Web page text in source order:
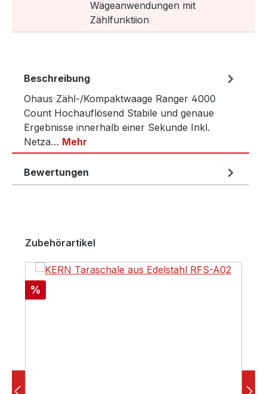
Wägeanwendungen mit
Zählfunktiion
Beschreibung
Ohaus Zähl-/Kompaktwaage Ranger 4000
Count Hochauflösend Stabile und genaue
Ergebnisse innerhalb einer Sekunde Inkl.
Netza… Mehr
Bewertungen
Produktgalerie überspringen
Zubehörartikel
Rabatt
%